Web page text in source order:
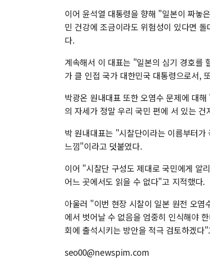
이어 윤석열 대통령을 향해 "일본이 짜놓
민 건강에 조금이라도 위험성이 있다면
다.
계속해서 이 대표는 "일본의 심기 경호를
가 클 인접 국가 대한민국 대통령으로서,
박광온 원내대표 또한 오염수 문제에 대
의 자세가 정말 우리 국민 편에 서 있는
박 원내대표는 "시찰단이라는 이름부터
느낌"이라고 덧붙였다.
이어 "시찰단 구성도 제대로 국민에게 알
어느 곳에서도 읽을 수 없다"고 지적했다.
아울러 "이번 현장 시찰이 일본 원전 오
에서 벗어날 수 없음을 엄중히 인식해야
회에 출석시키는 방안을 적극 검토하겠다
seo00@newspim.com